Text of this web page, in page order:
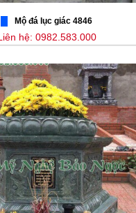
Mộ đá lục giác 4846
hệ: 0982.583.000